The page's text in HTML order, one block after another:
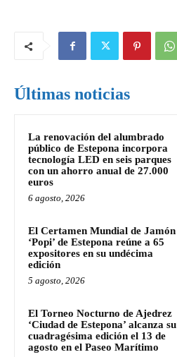
Últimas noticias
La renovación del alumbrado
público de Estepona incorpora
tecnología LED en seis parques
con un ahorro anual de 27.000
euros
6 agosto, 2026
El Certamen Mundial de Jamón
‘Popi’ de Estepona reúne a 65
expositores en su undécima
edición
5 agosto, 2026
El Torneo Nocturno de Ajedrez
‘Ciudad de Estepona’ alcanza su
cuadragésima edición el 13 de
agosto en el Paseo Marítimo